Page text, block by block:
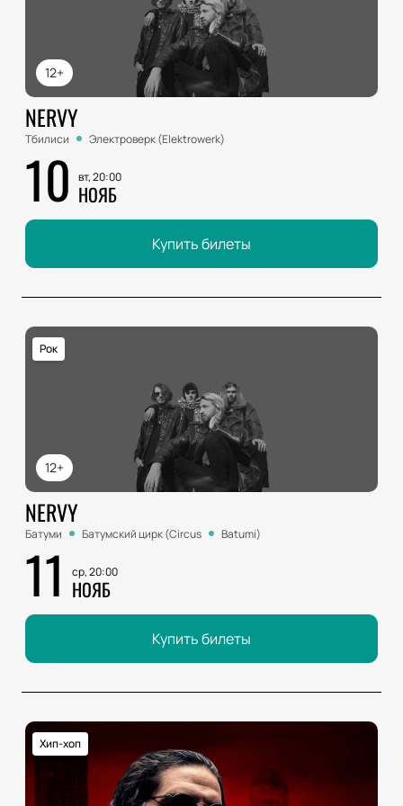
12+
NERVY
Тбилиси Электроверк (Elektrowerk)
10 вт, 20:00
НОЯБ
Купить билеты
12+
Рок
NERVY
Батуми Батумский цирк (Circus Batumi)
11 ср, 20:00
НОЯБ
Купить билеты
Хип-хоп